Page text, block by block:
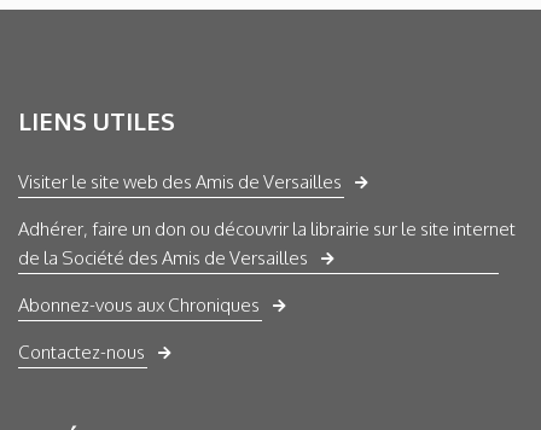
LIENS UTILES
Visiter le site web des Amis de Versailles
Adhérer, faire un don ou découvrir la librairie sur le site internet
de la Société des Amis de Versailles
Abonnez-vous aux Chroniques
Contactez-nous